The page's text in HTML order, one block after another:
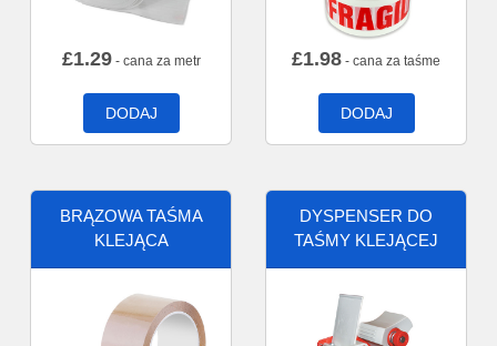
£1.29- cana za metr
DODAJ
£1.98 - cana za taśme
DODAJ
BRĄZOWA TAŚMA
KLEJĄCA
DYSPENSER DO
TAŚMY KLEJĄCEJ